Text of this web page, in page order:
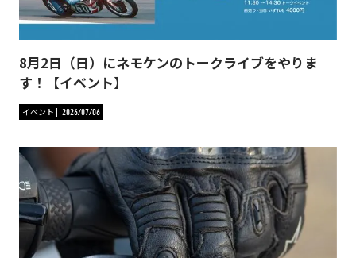
8月2日（日）にネモケンのトークライブをやりま
す！【イベント】
イベント 2026/07/06